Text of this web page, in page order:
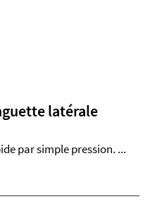
latérale
par simple pression. ...